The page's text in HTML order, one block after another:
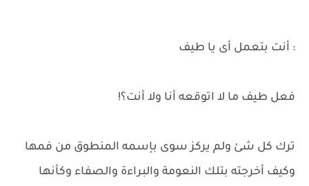
: أنت بتعمل أى يا طيف
فعل طيف ما لا اتوقعه أنا ولا أنت؟!
ترك كل شئ ولم يركز سوى بإسمه المنطوق من فمها
وكيف أخرجته بتلك النعومة والبراءة والصفاء وكأنها